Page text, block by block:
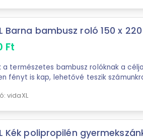
Barna bambusz roló 150 x
Ft
a természetes bambusz rolóknak a
fényt is kap, lehetővé teszik
vidaXL
Kék polipropilén